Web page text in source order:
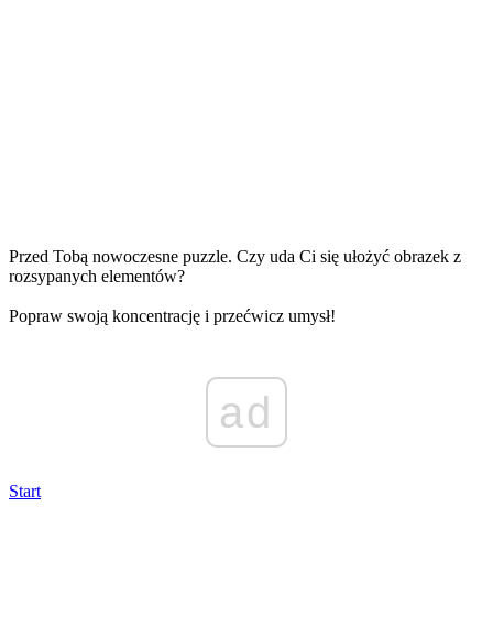
Przed Tobą nowoczesne puzzle. Czy uda Ci się ułożyć obrazek z
rozsypanych elementów?
Popraw swoją koncentrację i przećwicz umysł!
ad
Start